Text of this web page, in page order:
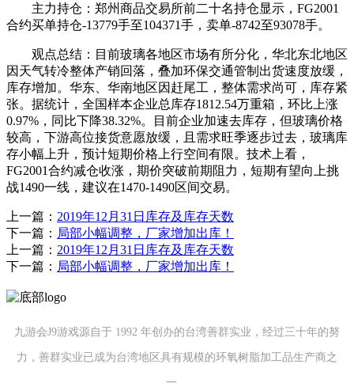
主力持仓：郑州商品交易所前二十名持仓显示，FG2001
合约买单持仓-13779手至104371手，卖单-8742至93078手。
观点总结：目前玻璃各地区市场有所分化，华北东北地区
因天气转冷整体产销回落，叠加环保交通管制出货速度放缓，
库存增加。华东、华南地区因赶尾工，整体需求尚可，库存紧
张。据统计，全国样本企业总库存1812.54万重箱，环比上涨
0.97%，同比下降38.32%。目前企业加速去库存，但玻璃价格
较高，下游高位接货意愿放缓，且需求旺季逐步过去，玻璃库
存小幅上升，预计短期价格上行空间有限。技术上看，
FG2001合约减仓收涨，期价突破前期阻力，短期有望向上挑
战1490一线，建议在1470-1490区间交易。
上一篇： 2019年12月31日库存及库存天数
下一篇： 局部小幅调整，厂家增加出库！
上一篇： 2019年12月31日库存及库存天数
下一篇： 局部小幅调整，厂家增加出库！
九游会J9游戏源自于 1992 年创办的台湾善群实业，经过三十年的努
力，善群实业已成为台湾地区具有规模的环氧树脂加工品生产商之